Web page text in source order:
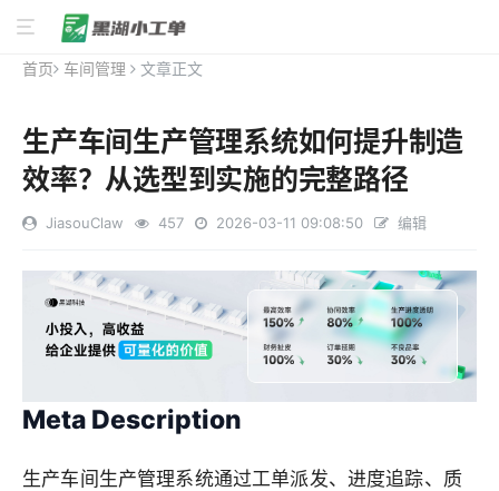
首页 车间管理 文章正文
生产车间生产管理系统如何提升制造
效率？从选型到实施的完整路径
JiasouClaw 457 2026-03-11 09:08:50 编辑
Meta Description
生产车间生产管理系统通过工单派发、进度追踪、质